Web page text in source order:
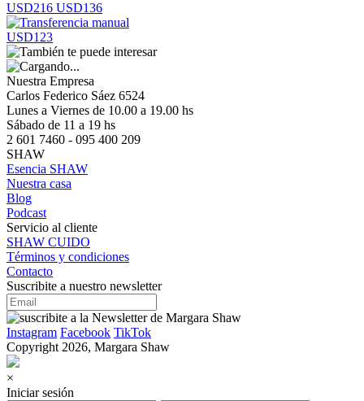
USD216 USD136
USD123
Nuestra Empresa
Carlos Federico Sáez 6524
Lunes a Viernes de 10.00 a 19.00 hs
Sábado de 11 a 19 hs
2 601 7460 - 095 400 209
SHAW
Esencia SHAW
Nuestra casa
Blog
Podcast
Servicio al cliente
SHAW CUIDO
Términos y condiciones
Contacto
Suscribite a nuestro newsletter
Instagram Facebook TikTok
Copyright 2026, Margara Shaw
×
Iniciar sesión